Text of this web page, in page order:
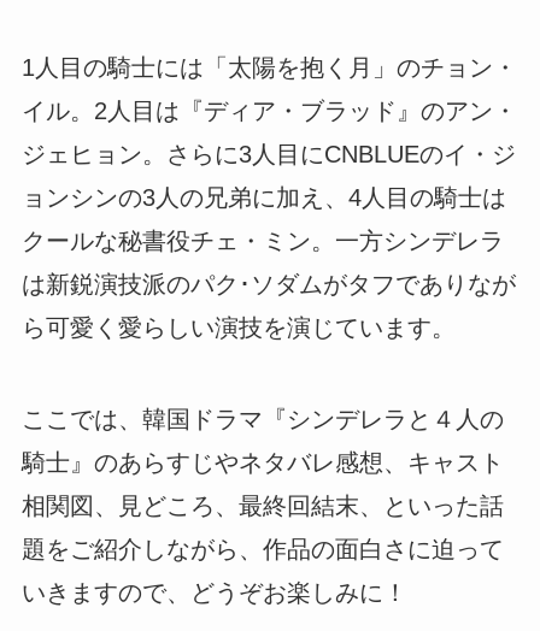
1人目の騎士には「太陽を抱く月」のチョン・
イル。2人目は『ディア・ブラッド』のアン・
ジェヒョン。さらに3人目にCNBLUEのイ・ジ
ョンシンの3人の兄弟に加え、4人目の騎士は
クールな秘書役チェ・ミン。一方シンデレラ
は新鋭演技派のパク･ソダムがタフでありなが
ら可愛く愛らしい演技を演じています。
ここでは、韓国ドラマ『シンデレラと４人の
騎士』のあらすじやネタバレ感想、キャスト
相関図、見どころ、最終回結末、といった話
題をご紹介しながら、作品の面白さに迫って
いきますので、どうぞお楽しみに！